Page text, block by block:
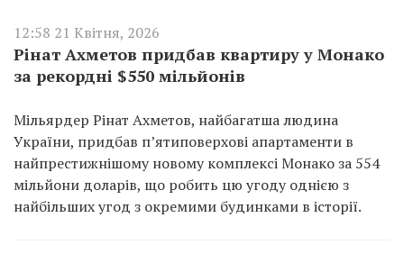
12:58 21 Квітня, 2026
Рінат Ахметов придбав квартиру у Монако
за рекордні $550 мільйонів
Мільярдер Рінат Ахметов, найбагатша людина
України, придбав п’ятиповерхові апартаменти в
найпрестижнішому новому комплексі Монако за 554
мільйони доларів, що робить цю угоду однією з
найбільших угод з окремими будинками в історії.